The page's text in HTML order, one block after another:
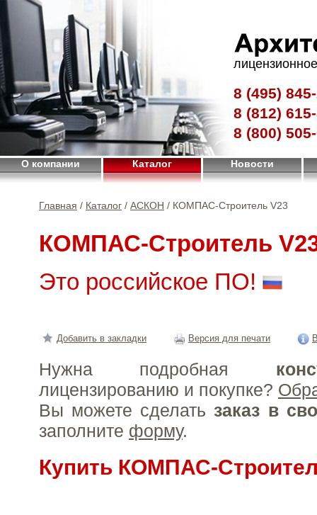
8 (495)
8 (812)
8 (800)
О компании Каталог Новости
Главная / Каталог / АСКОН / КОМПАС-Строитель V23
КОМПАС-Строитель
Это российское ПО!
Добавить в закладки Версия для печати
Нужна подробная
лицензированию и покупке?
Вы можете сделать заказ в
заполните форму.
Купить КОМПАС-